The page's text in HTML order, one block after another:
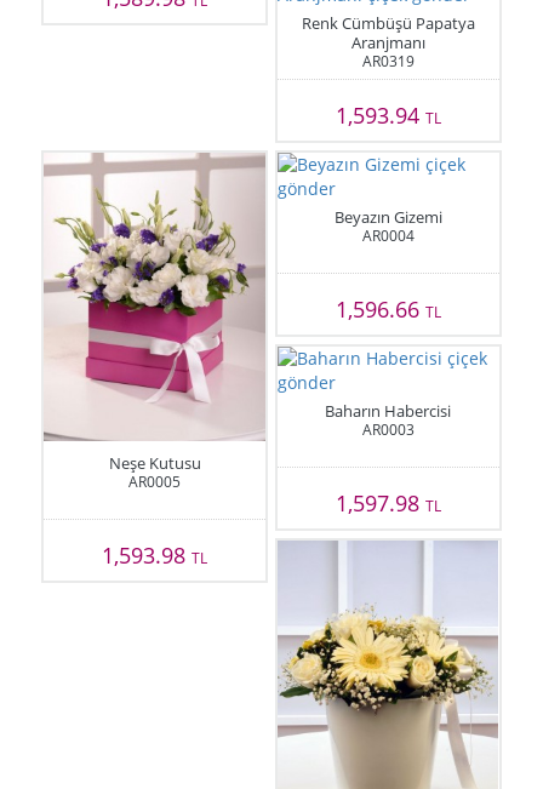
Renk Cümbüşü Papatya
Aranjmanı
AR0319
1,593.94 TL
Neşe Kutusu
AR0005
1,593.98TL
Beyazın Gizemi
AR0004
1,596.66 TL
Baharın Habercisi
AR0003
1,597.98 TL